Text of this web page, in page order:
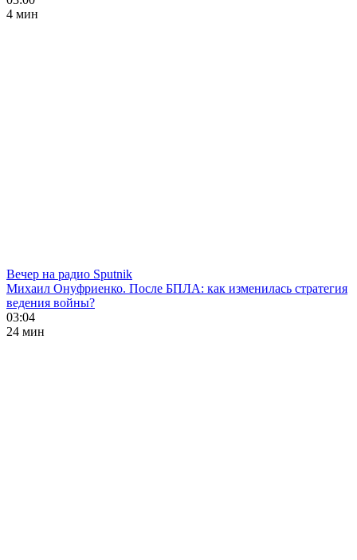
4 мин
Вечер на радио Sputnik
Михаил Онуфриенко. После БПЛА: как изменилась стратегия
ведения войны?
03:04
24 мин